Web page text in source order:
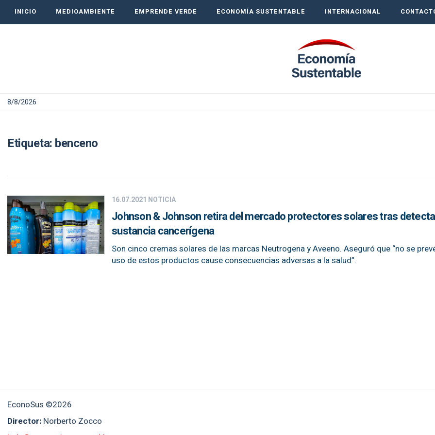
INICIO MEDIOAMBIENTE EMPRENDE VERDE ECONOMÍA SUSTENTABLE INTERNACIONAL
8/8/2026
Etiqueta: benceno
16.07.2021 NOTICIA
Johnson & Johnson retira del mercado protectores solares tras
sustancia cancerígena
Son cinco cremas solares de las marcas Neutrogena y Aveeno. Aseguró que “no se
uso de estos productos cause consecuencias adversas a la salud”.
EconoSus ©2026
Director: Norberto Zocco